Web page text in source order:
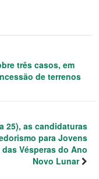
três casos, em
de terrenos
25), as candidaturas
para Jovens
Vésperas do Ano
Novo Lunar